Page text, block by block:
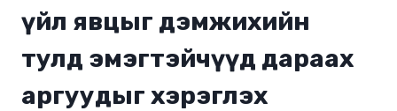
үйл явцыг дэмжихийн
тулд эмэгтэйчүүд дараах
аргуудыг хэрэглэх